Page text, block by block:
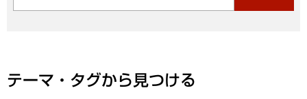
テーマ・タグから見つける